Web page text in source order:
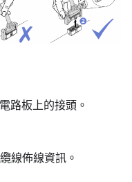
路板上的接頭。
線佈線資訊。